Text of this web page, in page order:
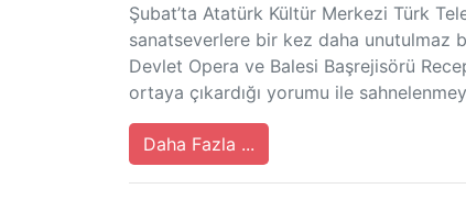
Şubat’ta Atatürk Kültür Merkezi Türk
sanatseverlere bir kez daha unutulmaz
Devlet Opera ve Balesi Başrejisörü
ortaya çıkardığı yorumu ile
Daha Fazla ...